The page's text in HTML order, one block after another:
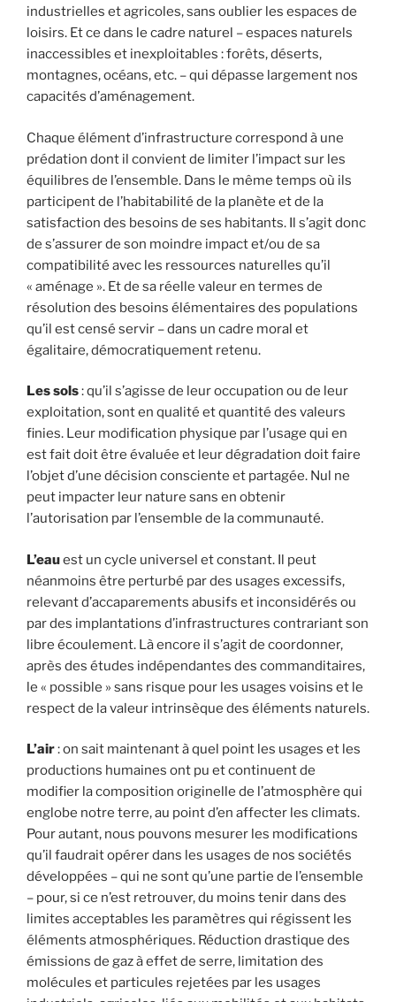
industrielles et agricoles, sans oublier les espaces de
loisirs. Et ce dans le cadre naturel – espaces naturels
inaccessibles et inexploitables : forêts, déserts,
montagnes, océans, etc. – qui dépasse largement nos
capacités d’aménagement.
Chaque élément d’infrastructure correspond à une
prédation dont il convient de limiter l’impact sur les
équilibres de l’ensemble. Dans le même temps où ils
participent de l’habitabilité de la planète et de la
satisfaction des besoins de ses habitants. Il s’agit donc
de s’assurer de son moindre impact et/ou de sa
compatibilité avec les ressources naturelles qu’il
« aménage ». Et de sa réelle valeur en termes de
résolution des besoins élémentaires des populations
qu’il est censé servir – dans un cadre moral et
égalitaire, démocratiquement retenu.
Les sols: qu’il s’agisse de leur occupation ou de leur
exploitation, sont en qualité et quantité des valeurs
finies. Leur modification physique par l’usage qui en
est fait doit être évaluée et leur dégradation doit faire
l’objet d’une décision consciente et partagée. Nul ne
peut impacter leur nature sans en obtenir
l’autorisation par l’ensemble de la communauté.
L’eauest un cycle universel et constant. Il peut
néanmoins être perturbé par des usages excessifs,
relevant d’accaparements abusifs et inconsidérés ou
par des implantations d’infrastructures contrariant son
libre écoulement. Là encore il s’agit de coordonner,
après des études indépendantes des commanditaires,
le « possible » sans risque pour les usages voisins et le
respect de la valeur intrinsèque des éléments naturels.
L’air: on sait maintenant à quel point les usages et les
productions humaines ont pu et continuent de
modifier la composition originelle de l’atmosphère qui
englobe notre terre, au point d’en affecter les climats.
Pour autant, nous pouvons mesurer les modifications
qu’il faudrait opérer dans les usages de nos sociétés
développées – qui ne sont qu’une partie de l’ensemble
– pour, si ce n’est retrouver, du moins tenir dans des
limites acceptables les paramètres qui régissent les
éléments atmosphériques. Réduction drastique des
émissions de gaz à effet de serre, limitation des
molécules et particules rejetées par les usages